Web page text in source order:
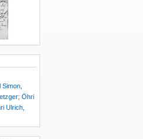
; Öhri
Ulrich,